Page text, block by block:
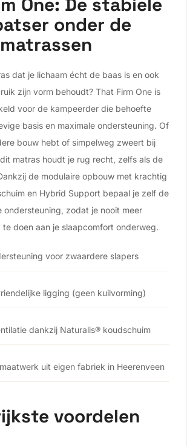
onder de
dat je lichaam écht de baas is en ook
zijn vorm behoudt? That Firm One is
voor de kampeerder die behoefte
basis en maximale ondersteuning. Of
bouw hebt of simpelweg zweert bij
matras houdt je rug recht, zelfs als de
de modulaire opbouw met krachtig
en Hybrid Support bepaal je zelf de
ondersteuning, zodat je nooit meer
te doen aan je slaapcomfort onderweg.
voor zwaardere slapers
ligging (geen kuilvorming)
dankzij Naturalis® koudschuim
uit eigen fabriek in Heerenveen
voordelen